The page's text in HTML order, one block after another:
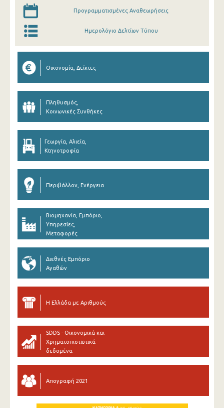
Προγραμματισμένες Αναθεωρήσεις
Ημερολόγιο Δελτίων Τύπου
Οικονομία, Δείκτες
Πληθυσμός,
Κοινωνικές Συνθήκες
Γεωργία, Αλιεία,
Κτηνοτροφία
Περιβάλλον, Ενέργεια
Βιομηχανία, Εμπόριο,
Υπηρεσίες,
Μεταφορές
Διεθνές Εμπόριο
Αγαθών
Η Ελλάδα με Αριθμούς
SDDS - Οικονομικά και
Χρηματοπιστωτικά
δεδομένα
Απογραφή 2021